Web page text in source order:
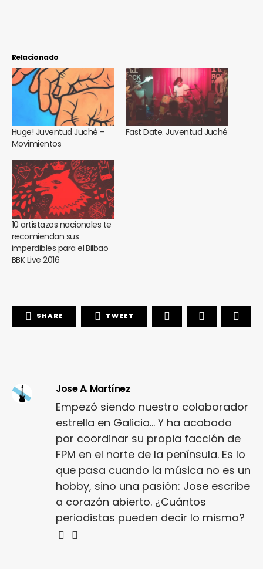
Relacionado
Huge! Juventud Juché –
Movimientos
Fast Date. Juventud Juché
10 artistazos nacionales te
recomiendan sus
imperdibles para el Bilbao
BBK Live 2016
SHARE TWEET
Jose A. Martínez
Empezó siendo nuestro colaborador
estrella en Galicia... Y ha acabado
por coordinar su propia facción de
FPM en el norte de la península. Es lo
que pasa cuando la música no es un
hobby, sino una pasión: Jose escribe
a corazón abierto. ¿Cuántos
periodistas pueden decir lo mismo?